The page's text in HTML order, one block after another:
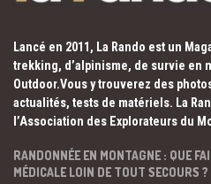
Lancé en 2011, La Rando est un
trekking, d’alpinisme, de survie en
Outdoor.Vous y trouverez des
actualités, tests de matériels. La
l’Association des Explorateurs du
RANDONNÉE EN MONTAGNE : QUE
MÉDICALE LOIN DE TOUT SECOURS ?